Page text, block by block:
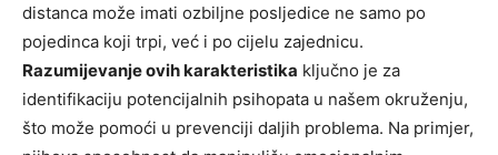
distanca može imati ozbiljne posljedice ne samo po
pojedinca koji trpi, već i po cijelu zajednicu.
Razumijevanje ovih karakteristika ključno je za
identifikaciju potencijalnih psihopata u našem okruženju,
što može pomoći u prevenciji daljih problema. Na primjer,